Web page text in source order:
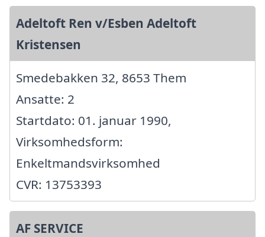
Adeltoft Ren v/Esben Adeltoft
Kristensen
Smedebakken 32, 8653 Them
Ansatte: 2
Startdato: 01. januar 1990,
Virksomhedsform:
Enkeltmandsvirksomhed
CVR: 13753393
AF SERVICE